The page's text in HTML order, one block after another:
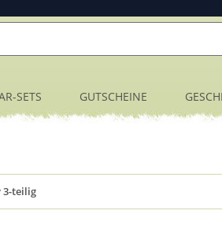
SETS GUTSCHEINE
3-teilig